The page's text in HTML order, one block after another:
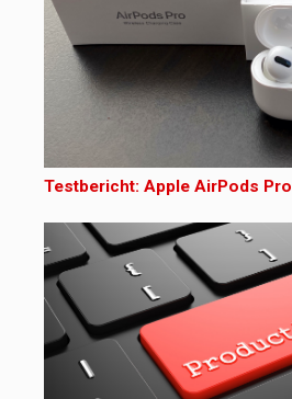
Testbericht: Apple AirPods Pro